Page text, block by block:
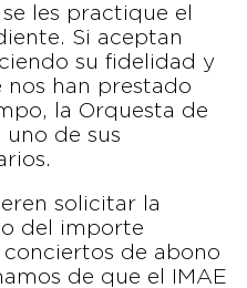
les practique el
Si aceptan
su fidelidad y
nos han prestado
la Orquesta de
de sus
solicitar la
del importe
de abono
de que el IMAE